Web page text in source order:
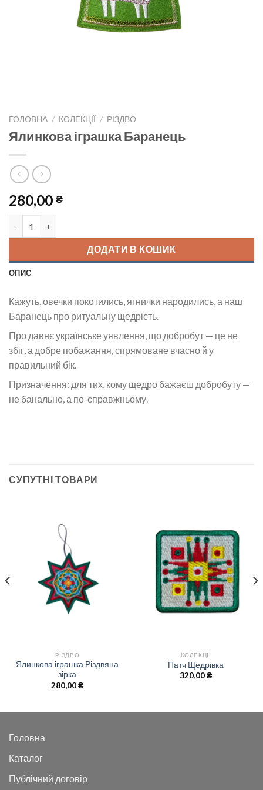
ГОЛОВНА / КОЛЕКЦІЇ / РІЗДВО
Ялинкова іграшка Баранець
280,00 ₴
ДОДАТИ В КОШИК
ОПИС
Кажуть, овечки покотились, ягнички народились, а наш
Баранець про ритуальну щедрість.
Про давнє українське уявлення, що добробут — це не
збіг, а добре побажання, спрямоване вчасно й у
правильний бік.
Призначення: для тих, кому щедро бажаєш добробуту —
не банально, а по-справжньому.
СУПУТНІ ТОВАРИ
РІЗДВО
Ялинкова іграшка Різдвяна
зірка
280,00₴
КОЛЕКЦІЇ
Патч Щедрівка
320,00₴
Головна
Каталог
Публічний договір